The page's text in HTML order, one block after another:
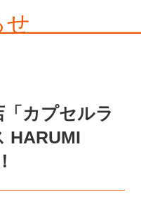
せ
カプセルラ
HARUMI